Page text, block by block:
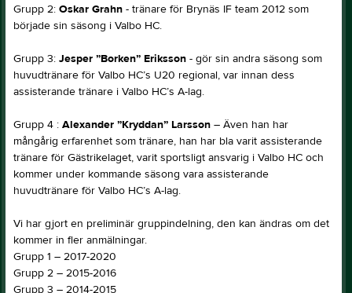
Grupp 2: Oskar Grahn - tränare för Brynäs IF team 2012 som
började sin säsong i Valbo HC.
Grupp 3: Jesper ”Borken” Eriksson - gör sin andra säsong som
huvudtränare för Valbo HC’s U20 regional, var innan dess
assisterande tränare i Valbo HC’s A-lag.
Grupp 4 : Alexander ”Kryddan” Larsson – Även han har
mångårig erfarenhet som tränare, han har bla varit assisterande
tränare för Gästrikelaget, varit sportsligt ansvarig i Valbo HC och
kommer under kommande säsong vara assisterande
huvudtränare för Valbo HC’s A-lag.
Vi har gjort en preliminär gruppindelning, den kan ändras om det
kommer in fler anmälningar.
Grupp 1 – 2017-2020
Grupp 2 – 2015-2016
Grupp 3 – 2014-2015